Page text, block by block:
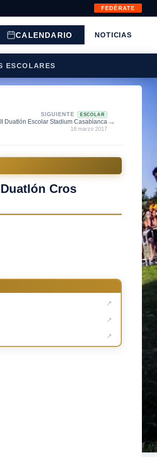
FEDÉRATE
CALENDARIO NOTICIAS
ESCOLARES
SIGUIENTE ESCOLAR
Duatlón Escolar Stadium Casablanca
18 marzo 2017
→
Cros
↗
↗
↗